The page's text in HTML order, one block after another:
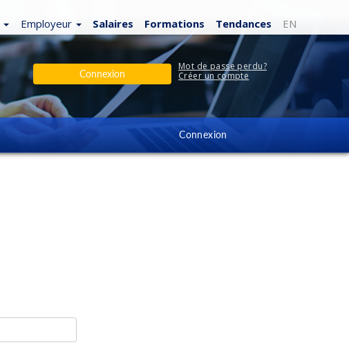
Employeur Salaires Formations Tendances EN
Connexion
Mot de passe perdu?
Créer un compte
Connexion